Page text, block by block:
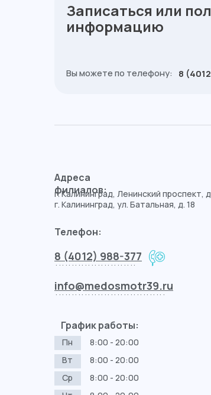
Записаться или
информацию
Вы можете по телефону: 8
г. Калининград, Ленинский проспект,
г. Калининград, ул. Батальная, д. 18
.........................
8 (4012) 988-377
Адреса
филиалов:
Телефон:
График работы:
Вт
Ср
8:00 - 20:00
Пн 8:00 - 20:00
8:00 - 20:00
..................................
info@medosmotr39.ru